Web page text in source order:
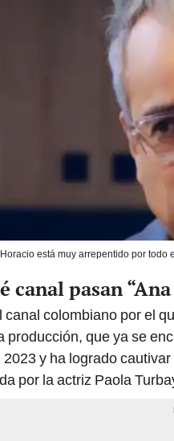
Horacio está muy arrepentido por todo
canal pasan
canal colombiano por el
producción, que ya se
2023 y ha logrado
por la actriz Paola